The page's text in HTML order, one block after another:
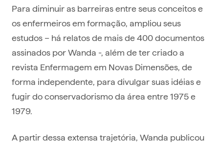
Para diminuir as barreiras entre seus conceitos e
os enfermeiros em formação, ampliou seus
estudos – há relatos de mais de 400 documentos
assinados por Wanda -, além de ter criado a
revista Enfermagem em Novas Dimensões, de
forma independente, para divulgar suas idéias e
fugir do conservadorismo da área entre 1975 e
1979.
A partir dessa extensa trajetória, Wanda publicou